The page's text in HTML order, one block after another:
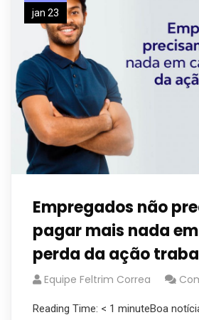
jan 23
Empregados não
pagar mais nada
perda da ação
Equipe Feltrim Correa
Reading Time: < 1 minuteBoa